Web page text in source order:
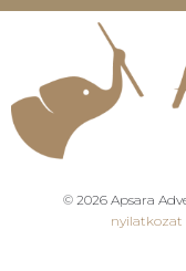
© 2026 Apsara
nyilatkozat